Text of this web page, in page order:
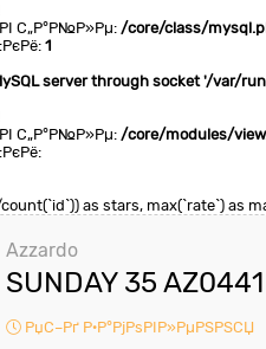
РІ С„Р°Р№Р»Рµ:/core/class/
1
server through socket '/var/
РІ С„Р°Р№Р»Рµ:/core/modules/
as stars, max(`rate`) as
Azzardo
SUNDAY 35 AZ0441
РџС–Рґ Р·Р°РјРѕРІР»РµРЅРЅСЏ